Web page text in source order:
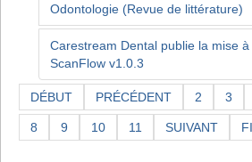
Odontologie (Revue de littérature)
Carestream Dental publie la mise
ScanFlow v1.0.3
DÉBUT PRÉCÉDENT 2 3
8 9 10 11 SUIVANT